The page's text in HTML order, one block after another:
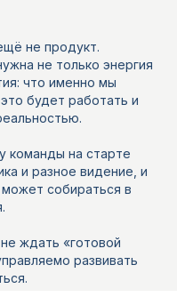
не продукт.
не только энергия
что именно мы
будет работать и
команды на старте
и разное видение, и
собираться в
ждать «готовой
развивать